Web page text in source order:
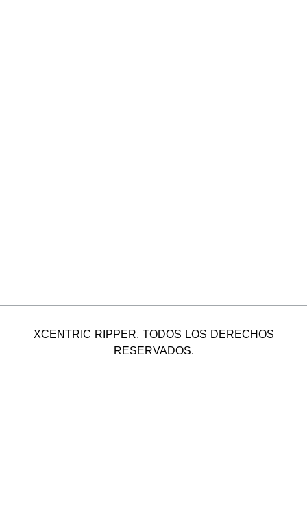
XCENTRIC RIPPER. TODOS LOS DERECHOS
RESERVADOS.